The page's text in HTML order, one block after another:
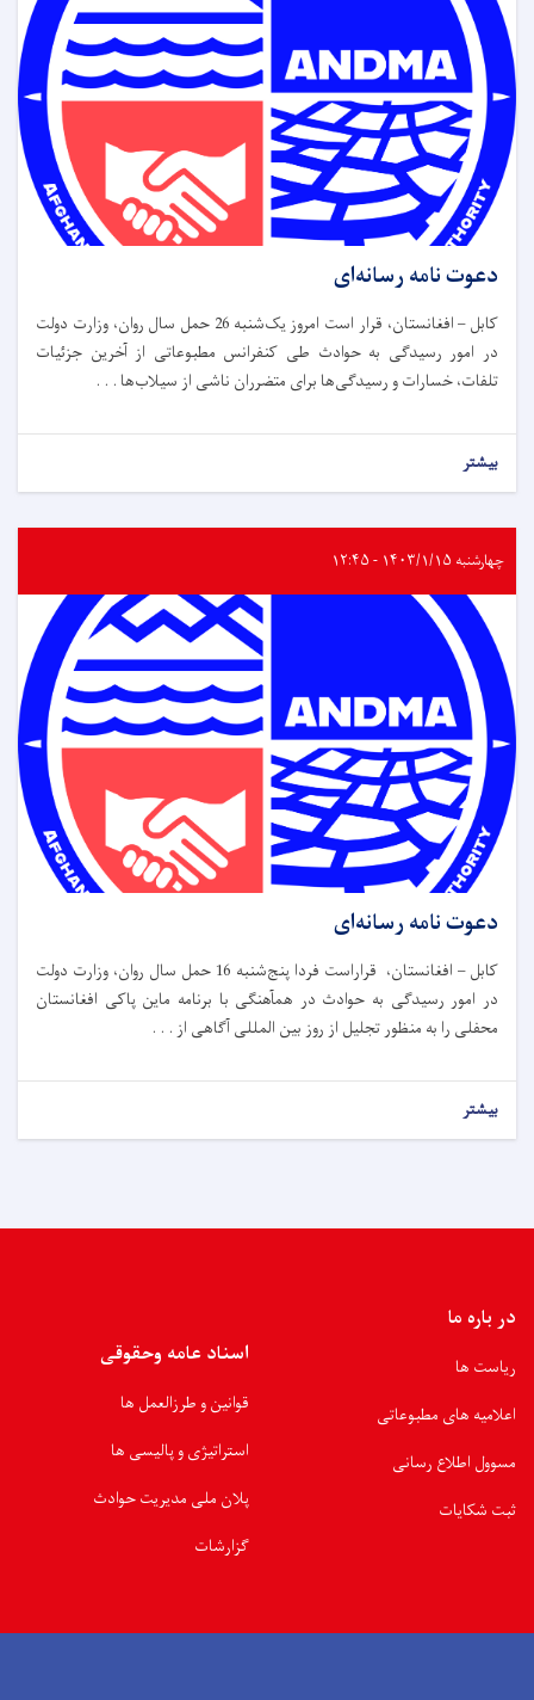
دعوت نامه رسانه‌ای
کابل – افغانستان، قرار است امروز یک‌شنبه 26 حمل سال روان، وزارت دولت
در امور رسیدگی به حوادث طی کنفرانس مطبوعاتی از آخرین جزئیات
تلفات، خسارات و رسیدگی‌ها برای متضرران ناشی از سیلاب‌ها . . .
بیشتر
چهارشنبه ۱۴۰۳/۱/۱۵ - ۱۲:۴۵
دعوت نامه رسانه‌ای
کابل – افغانستان، قراراست فردا پنج‌شنبه 16 حمل سال روان، وزارت دولت
در امور رسیدگی به حوادث در همآهنگی با برنامه ماین پاکی افغانستان
محفلی را به منظور تجلیل از روز بین المللی آگاهی از . . .
بیشتر
در باره ما
ریاست ها
اعلامیه های مطبوعاتی
مسوول اطلاع رسانی
ثبت شکایات
اسناد عامه وحقوقی
قوانین و طرزالعمل ها
استراتیژی و پالیسی ها
پلان ملی مدیریت حوادث
گزارشات